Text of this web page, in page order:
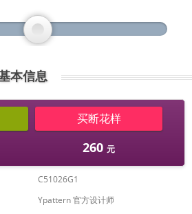
本信息
买断花样
260元
C51026G1
Ypattern 官方设计师